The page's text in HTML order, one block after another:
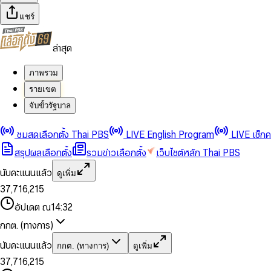
แชร์
ล่าสุด
ภาพรวม
รายเขต
จับขั้วรัฐบาล
ชมสดเลือกตั้ง Thai PBS LIVE English Program
LIVE เช็ก
สรุปผลเลือกตั้ง
รวมข่าวเลือกตั้ง
เว็บไซต์หลัก Thai PBS
นับคะแนนแล้ว
ดูเพิ่ม
0
1
2
3
4
5
6
8
9
2
3
4
5
6
7
8
9
,
0
2
4
6
7
8
9
0
1
2
3
4
5
6
7
8
1
3
5
6
7
8
9
,
1
2
4
5
7
8
9
0
1
3
4
6
7
8
0
2
3
4
5
7
8
อัปเดต ณ14:32
กกต. (ทางการ)
นับคะแนนแล้ว
กกต. (ทางการ) ดูเพิ่ม
0
1
2
3
0
1
2
4
5
6
7,
0
1
2
4
6
7
0
1
0
1
3
5
6,
1
2
0
1
0
2
3
4
5